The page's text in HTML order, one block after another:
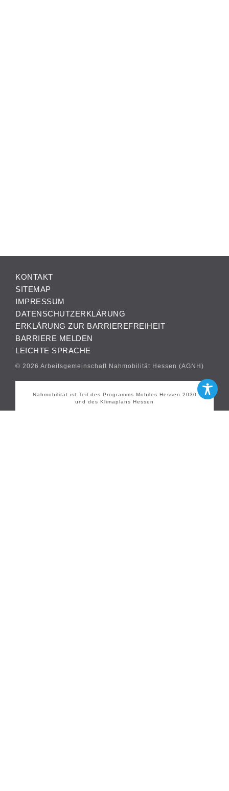
KONTAKT
SITEMAP
IMPRESSUM
DATENSCHUTZERKLÄRUNG
ERKLÄRUNG ZUR BARRIEREFREIHEIT
BARRIERE MELDEN
LEICHTE SPRACHE
© 2026 Arbeitsgemeinschaft Nahmobilität Hessen (AGNH)
Nahmobilität ist Teil des Programms Mobiles Hessen 2030
und des Klimaplans Hessen